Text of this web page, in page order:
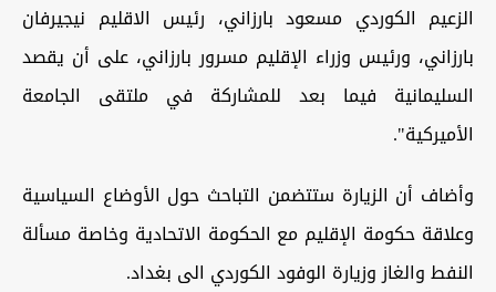
الزعيم الكوردي مسعود بارزاني، رئيس الاقليم نيجيرفان
بارزاني، ورئيس وزراء الإقليم مسرور بارزاني، على أن يقصد
السليمانية فيما بعد للمشاركة في ملتقى الجامعة
الأميركية".
وأضاف أن الزيارة ستتضمن التباحث حول الأوضاع السياسية
وعلاقة حكومة الإقليم مع الحكومة الاتحادية وخاصة مسألة
النفط والغاز وزيارة الوفود الكوردي الى بغداد.